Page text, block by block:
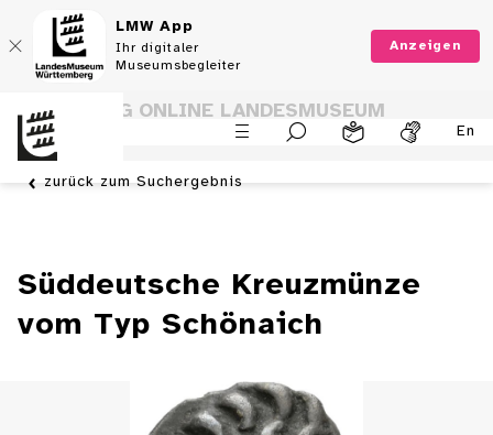
LMW App
Ihr digitaler
Museumsbegleiter
Anzeigen
En
SAMMLUNG ONLINE LANDESMUSEUM
WÜRTTEMBERG
zurück zum Suchergebnis
Süddeutsche Kreuzmünze
vom Typ Schönaich